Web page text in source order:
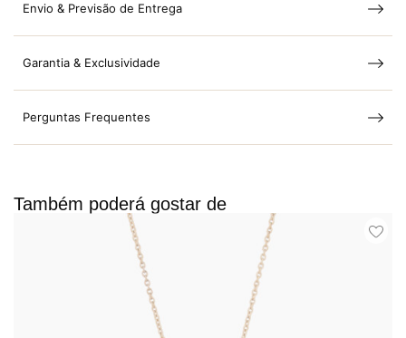
Envio & Previsão de Entrega
Garantia & Exclusividade
Perguntas Frequentes
Também poderá gostar de